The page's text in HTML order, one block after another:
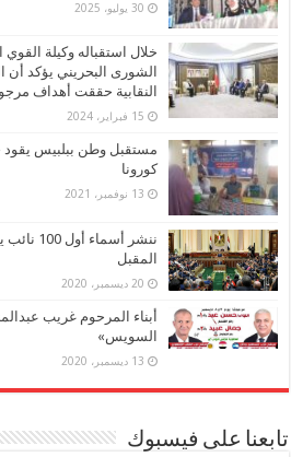
30 يوليو، 2025
خلال استقباله وكيلة
الشورى البحريني يؤكد أن
النقابية حققت أهداف
15 فبراير، 2024
مستقبل وطن ببلبيس يقود
كورونا
13 نوفمبر، 2021
ننشر أسماء
المقبل
20 ديسمبر، 2020
أبناء المرحوم غريب
السويس»
13 ديسمبر، 2020
تابعنا على فيسبوك